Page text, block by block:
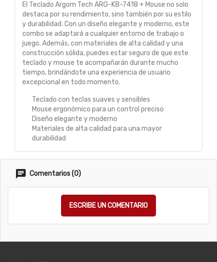
El Teclado Argom Tech ARG-KB-7418 + Mouse no solo
destaca por su rendimiento, sino también por su estilo
y durabilidad. Con un diseño elegante y moderno, este
combo se adaptará a cualquier entorno de trabajo o
juego. Además, con materiales de alta calidad y una
construcción sólida, puedes estar seguro de que este
teclado y mouse te acompañarán durante mucho
tiempo, brindándote una experiencia de usuario
excepcional en todo momento.
Teclado con teclas suaves y sensibles
Mouse ergonómico para un control preciso
Diseño elegante y moderno
Materiales de alta calidad para una mayor
durabilidad
Comentarios (0)
ESCRIBE UN COMENTARIO